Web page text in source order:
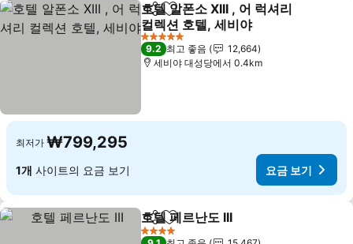
공유 즐겨찾기에 추가
호텔 알폰소 XIII , 어 럭셔리
컬렉션 호텔, 세비야
5 성급
9.2 최고 좋음
12,664
세비야 대성당에서 0.4km
최저가 ₩799,295
1개 사이트의 요금 보기 요금 보기
공유 즐겨찾기에 추가
호텔 페르난도 III
4 성급